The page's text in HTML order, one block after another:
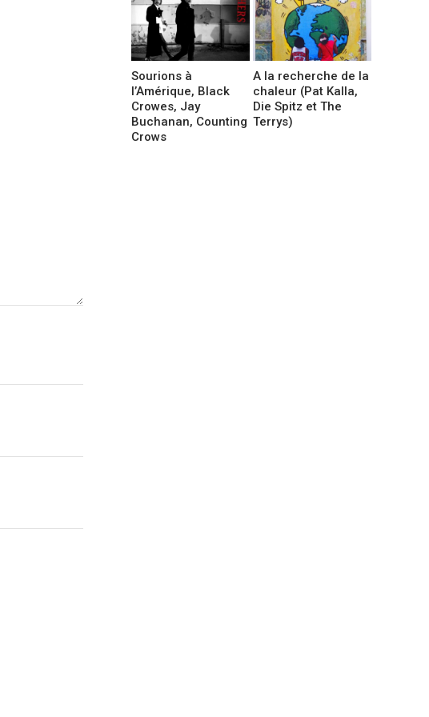
Sourions à
l’Amérique, Black
Crowes, Jay
Buchanan, Counting
Crows
A la recherche de la
chaleur (Pat Kalla,
Die Spitz et The
Terrys)